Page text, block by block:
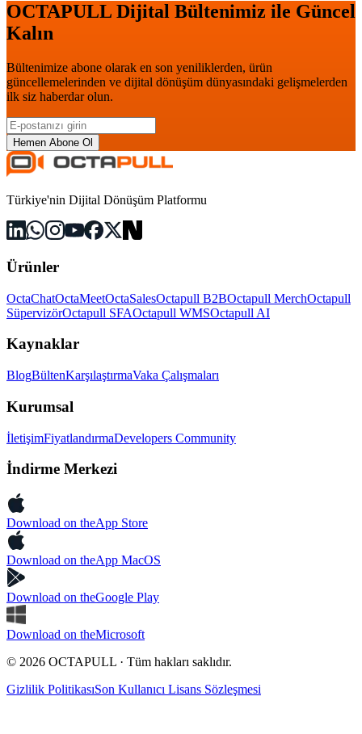
OCTAPULL Dijital Bültenimiz ile Güncel
Kalın
Bültenimize abone olarak en son yeniliklerden, ürün
güncellemelerinden ve dijital dönüşüm dünyasındaki gelişmelerden
ilk siz haberdar olun.
Hemen Abone Ol
Türkiye'nin Dijital Dönüşüm Platformu
Ürünler
OctaChatOctaMeetOctaSalesOctapull B2BOctapull MerchOctapull
SüpervizörOctapull SFAOctapull WMSOctapull AI
Kaynaklar
BlogBültenKarşılaştırmaVaka Çalışmaları
Kurumsal
İletişimFiyatlandırmaDevelopers Community
İndirme Merkezi
Download on theApp Store
Download on theApp MacOS
Download on theGoogle Play
Download on theMicrosoft
© 2026 OCTAPULL · Tüm hakları saklıdır.
Gizlilik PolitikasıSon Kullanıcı Lisans Sözleşmesi